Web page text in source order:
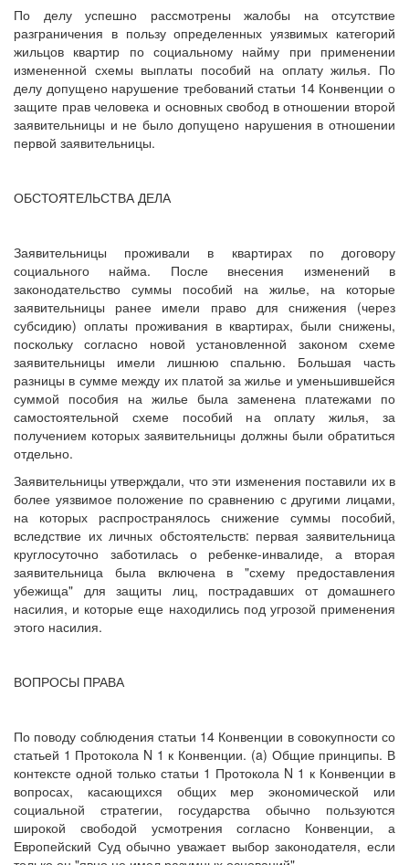
По делу успешно рассмотрены жалобы на отсутствие
разграничения в пользу определенных уязвимых категорий
жильцов квартир по социальному найму при применении
измененной схемы выплаты пособий на оплату жилья. По
делу допущено нарушение требований статьи 14 Конвенции о
защите прав человека и основных свобод в отношении второй
заявительницы и не было допущено нарушения в отношении
первой заявительницы.
ОБСТОЯТЕЛЬСТВА ДЕЛА
Заявительницы проживали в квартирах по договору
социального найма. После внесения изменений в
законодательство суммы пособий на жилье, на которые
заявительницы ранее имели право для снижения (через
субсидию) оплаты проживания в квартирах, были снижены,
поскольку согласно новой установленной законом схеме
заявительницы имели лишнюю спальню. Большая часть
разницы в сумме между их платой за жилье и уменьшившейся
суммой пособия на жилье была заменена платежами по
самостоятельной схеме пособий на оплату жилья, за
получением которых заявительницы должны были обратиться
отдельно.
Заявительницы утверждали, что эти изменения поставили их в
более уязвимое положение по сравнению с другими лицами,
на которых распространялось снижение суммы пособий,
вследствие их личных обстоятельств: первая заявительница
круглосуточно заботилась о ребенке-инвалиде, а вторая
заявительница была включена в "схему предоставления
убежища" для защиты лиц, пострадавших от домашнего
насилия, и которые еще находились под угрозой применения
этого насилия.
ВОПРОСЫ ПРАВА
По поводу соблюдения статьи 14 Конвенции в совокупности со
статьей 1 Протокола N 1 к Конвенции. (a) Общие принципы. В
контексте одной только статьи 1 Протокола N 1 к Конвенции в
вопросах, касающихся общих мер экономической или
социальной стратегии, государства обычно пользуются
широкой свободой усмотрения согласно Конвенции, а
Европейский Суд обычно уважает выбор законодателя, если